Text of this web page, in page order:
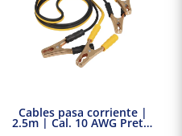
Cables pasa corriente |
2.5m | Cal. 10 AWG Pretul